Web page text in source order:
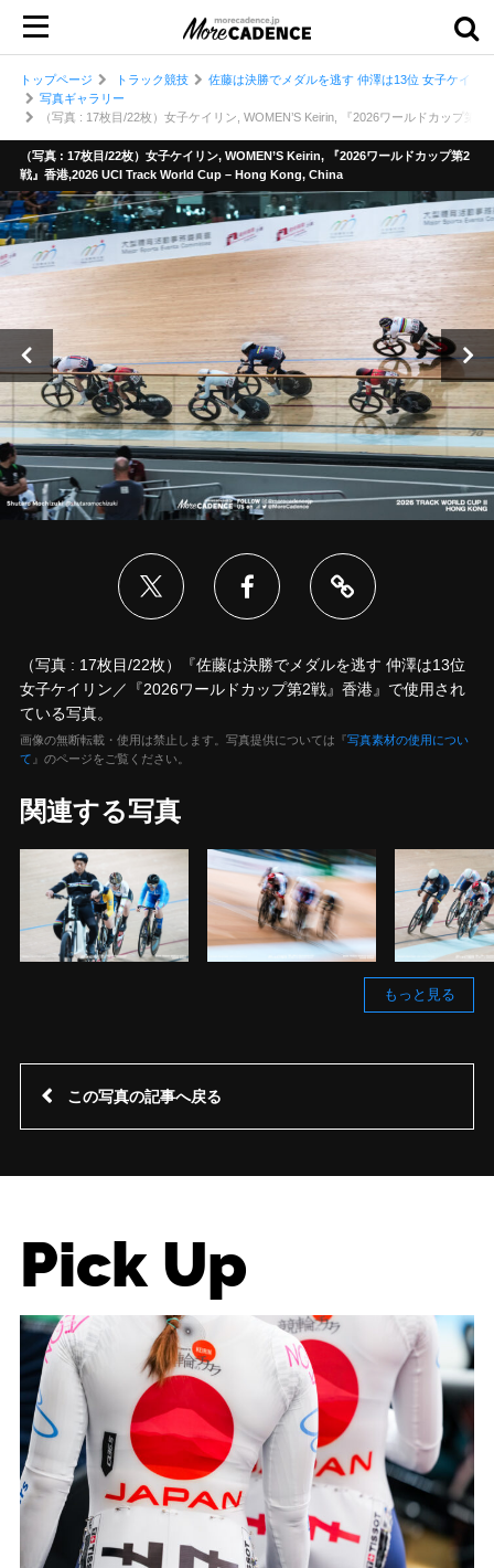
トップページ トラック競技
佐藤は決勝でメダルを逃す 仲澤は13位 女子ケイリ
写真ギャラリー
（写真 : 17枚目/22枚）女子ケイリン, WOMEN’S Keirin, 『2026ワールドカップ第
（写真 : 17枚目/22枚）女子ケイリン, WOMEN’S Keirin, 『2026ワールドカップ第2
戦』香港,2026 UCI Track World Cup – Hong Kong, China
（写真 : 17枚目/22枚）『佐藤は決勝でメダルを逃す 仲澤は13位
女子ケイリン／『2026ワールドカップ第2戦』香港』で使用され
ている写真。
画像の無断転載・使用は禁止します。写真提供については『写真素材の使用につい
て 』のページをご覧ください。
関連する写真
もっと見る
この写真の記事へ戻る
Pick Up